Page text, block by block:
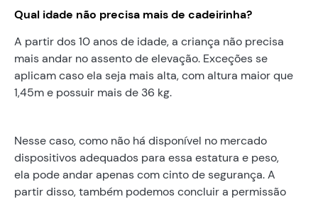
Qual idade não precisa mais de cadeirinha?
A partir dos 10 anos de idade, a criança não precisa
mais andar no assento de elevação. Exceções se
aplicam caso ela seja mais alta, com altura maior que
1,45m e possuir mais de 36 kg.
Nesse caso, como não há disponível no mercado
dispositivos adequados para essa estatura e peso,
ela pode andar apenas com cinto de segurança. A
partir disso, também podemos concluir a permissão